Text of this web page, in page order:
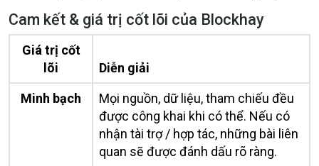
Cam kết & giá trị cốt lõi của Blockhay
Giá trị cốt
lõi
Diễn giải
Minh bạch
Mọi nguồn, dữ liệu, tham chiếu đều
được công khai khi có thể. Nếu có
nhận tài trợ / hợp tác, những bài liên
quan sẽ được đánh dấu rõ ràng.